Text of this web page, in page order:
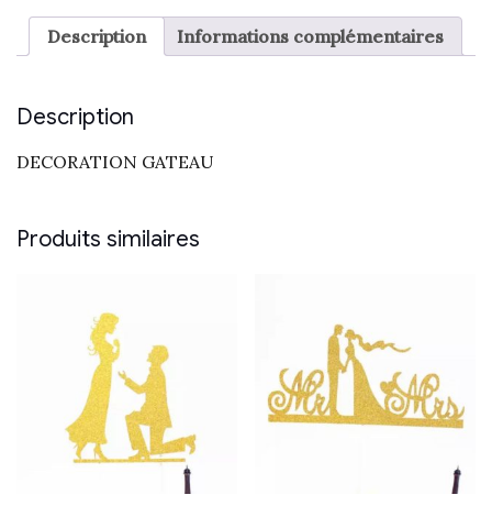
Description Informations complémentaires
Description
DECORATION GATEAU
Produits similaires